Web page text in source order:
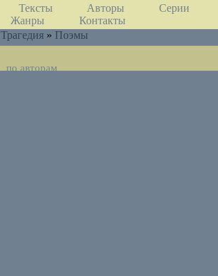
Тексты Авторы
Серии
Жанры
Контакты
Трагедия » Поэмы
по авторам